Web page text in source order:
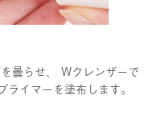
曇らせ、 Wクレンザーで
イマーを塗布します。